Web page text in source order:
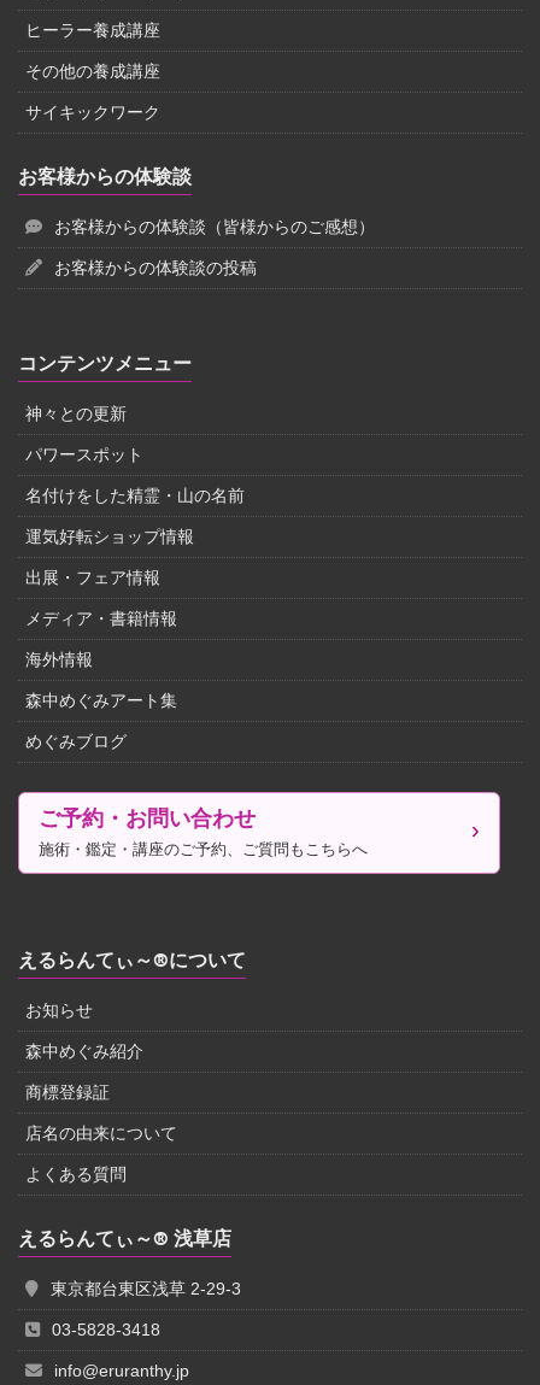
ヒーラー養成講座
その他の養成講座
サイキックワーク
お客様からの体験談
お客様からの体験談（皆様からのご感想）
お客様からの体験談の投稿
コンテンツメニュー
神々との更新
パワースポット
名付けをした精霊・山の名前
運気好転ショップ情報
出展・フェア情報
メディア・書籍情報
海外情報
森中めぐみアート集
めぐみブログ
ご予約・お問い合わせ
施術・鑑定・講座のご予約、ご質問もこちらへ
えるらんてぃ～®について
お知らせ
森中めぐみ紹介
商標登録証
店名の由来について
よくある質問
えるらんてぃ～® 浅草店
東京都台東区浅草 2-29-3
03-5828-3418
info@eruranthy.jp